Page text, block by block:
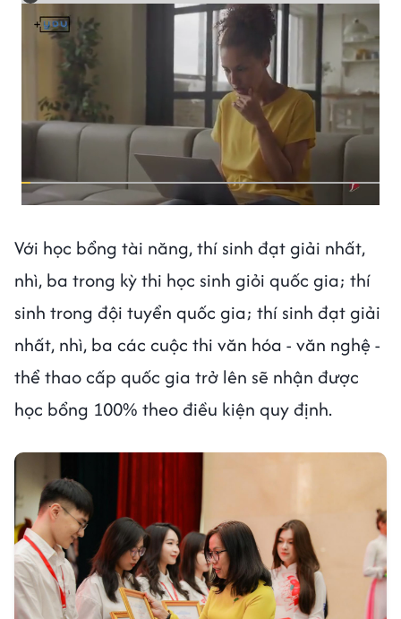
Với học bổng tài năng, thí sinh đạt giải nhất,
nhì, ba trong kỳ thi học sinh giỏi quốc gia; thí
sinh trong đội tuyển quốc gia; thí sinh đạt giải
nhất, nhì, ba các cuộc thi văn hóa - văn nghệ -
thể thao cấp quốc gia trở lên sẽ nhận được
học bổng 100% theo điều kiện quy định.